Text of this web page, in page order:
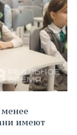
имеют